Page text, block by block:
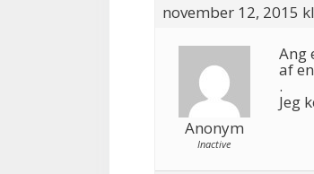
november 12, 2015
Anonym
Inactive
Ang
af
.
Jeg